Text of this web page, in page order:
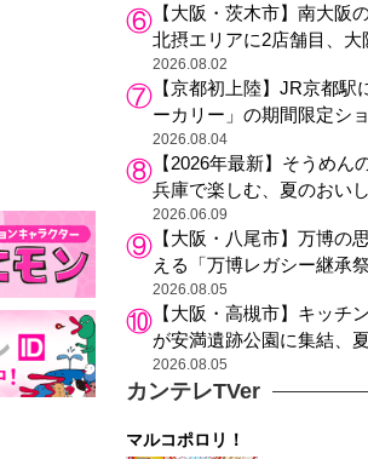
槻阪急スク
氷」祭り
【大阪・茨木市】南大阪
北摂エリアに2店舗目、大
も“焼きたて”の月化粧が食
2026.08.02
【京都初上陸】JR京都駅
ーカリー」の期間限定シ
銘菓“おたべ”との限定コラ
2026.08.04
【2026年最新】そうめん
兵庫で楽しむ、夏のおい
そうめん体験」おすすめ3
2026.06.09
【大阪・八尾市】万博の
える「万博レガシー継承
クミャク登場、大屋根リ
2026.08.05
【大阪・高槻市】キッチ
が安満遺跡公園に集結、
る4日間のグルメイベント
2026.08.05
カンテレTVer
マルコポロリ！